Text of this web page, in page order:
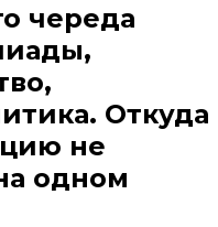
череда
Откуда
не
одном